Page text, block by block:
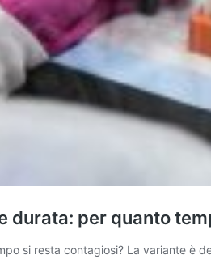
durata: per quanto
si resta contagiosi? La variante è